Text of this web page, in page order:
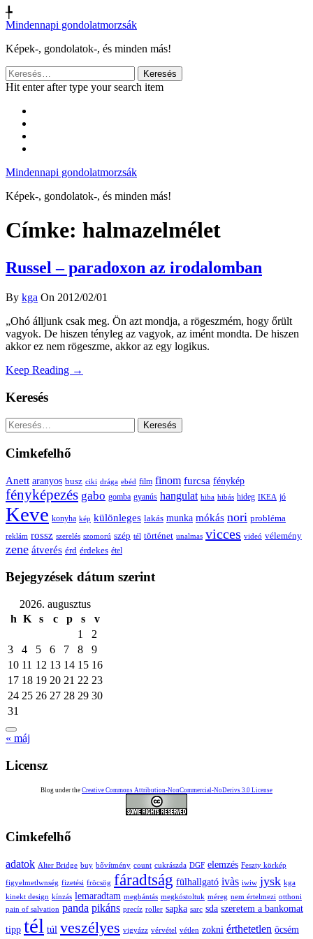
╄
Mindennapi gondolatmorzsák
Képek-, gondolatok-, és minden más!
Keresés:
Hit enter after type your search item
Mindennapi gondolatmorzsák
Képek-, gondolatok-, és minden más!
Címke: halmazelmélet
Russel – paradoxon az irodalomban
By kga On 2012/02/01
„Ohó álljunk csak meg. Ön azt mondja, a rögeszmém, hogy őrült
vagyok. De hiszen tényleg az vagyok, az imént mondta. De hiszen
akkor ez nem rögeszme, akkor az egy logikus.
Keep Reading →
Keresés
Keresés:
Cimkefelhő
Anett aranyos busz ciki drága ebéd film finom furcsa fénykép
fényképezés gabo gomba gyanús hangulat hiba hibás hideg IKEA jó
Keve konyha kép különleges lakás munka mókás nori probléma
reklám rossz szerelés szomorú szép tél történet unalmas vicces videó vélemény
zene átverés érd érdekes étel
Bejegyzések dátum szerint
2026. augusztus
h K s c p s
v
1
2
3
4 5 6 7 8
9
10 11 12 13 14 15 16
17 18 19 20 21 22 23
24 25 26 27 28 29 30
31
« máj
Licensz
Blog under the Creative Commons Attribution-NonCommercial-NoDerivs 3.0 License
Cimkefelhő
adatok Alter Bridge buy bővítmény count cukrászda DGF elemzés Feszty körkép
figyelmetlwnség fizetési fröcsög fáradtság fülhallgató ivàs iwiw jysk kga
kinekt design kínzás lemaradtam megbántás megkóstoltuk méreg nem értelmezi otthoni
pain of salvation panda pikáns precíz roller sapka sarc sda szeretem a bankomat
tipp tél túl veszélyes vigyázz vérvétel vétlen zokni érthetetlen öcsém